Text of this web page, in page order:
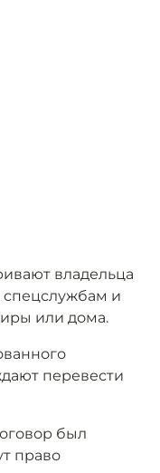
владельца
и
или дома.
перевести
был
право